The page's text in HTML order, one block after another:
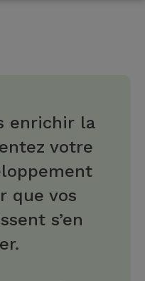
enrichir la
votre
que vos
s’en